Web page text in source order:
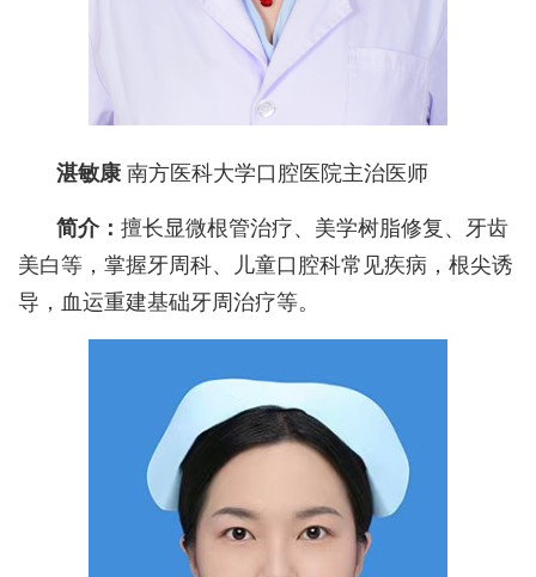
湛敏康 南方医科大学口腔医院主治医师
简介： 擅长显微根管治疗、美学树脂修复、牙齿
美白等，掌握牙周科、儿童口腔科常见疾病，根尖诱
导，血运重建基础牙周治疗等。